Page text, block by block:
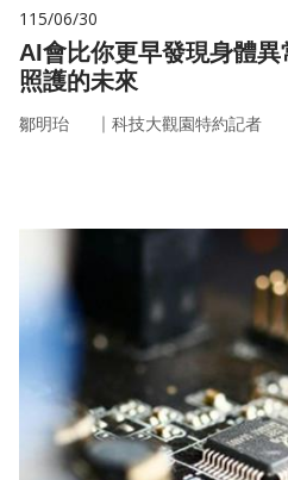
115/06/30
AI會比你更早發現身體
照護的未來
鄒明珆 ｜ 科技大觀園特約記者